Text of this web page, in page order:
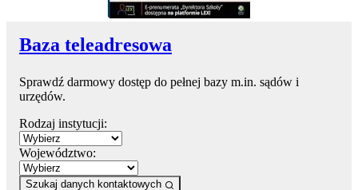
Baza teleadresowa
Sprawdź darmowy dostęp do pełnej bazy m.in. sądów i
urzędów.
Rodzaj instytucji:
Województwo:
Szukaj danych kontaktowych